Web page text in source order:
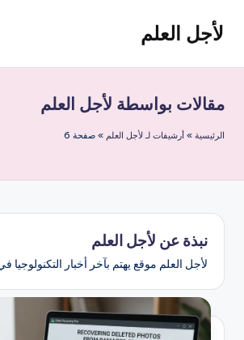
التجاوز
المحتوى
لأجل العلم
موقع
يهتم
بأخبار
مقالات بواسطة لأجل العلم
الرئيسية » أرشيفات لـ لأجل العلم » صفحة 6
نبذة عن لأجل العلم
لأجل العلم موقع يهتم بآخر أخبار التكنولوجيا